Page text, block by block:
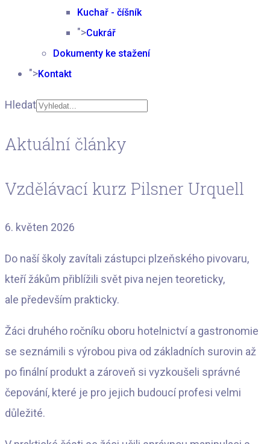
Kuchař - číšník
">Cukrář
Dokumenty ke stažení
">Kontakt
Hledat
characters for results.
Aktuální články
Vzdělávací kurz Pilsner Urquell
6. květen 2026
Do naší školy zavítali zástupci plzeňského pivovaru,
kteří žákům přiblížili svět piva nejen teoreticky,
ale především prakticky.
Žáci druhého ročníku oboru hotelnictví a gastronomie
se seznámili s výrobou piva od základních surovin až
po finální produkt a zároveň si vyzkoušeli správné
čepování, které je pro jejich budoucí profesi velmi
důležité.